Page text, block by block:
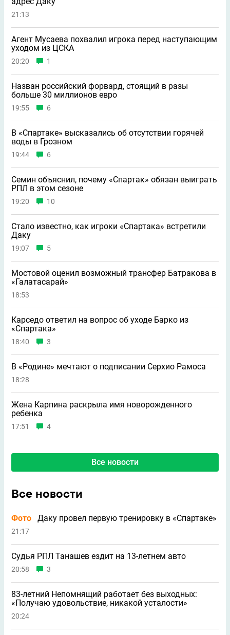
21:13
Агент Мусаева похвалил игрока перед наступающим
уходом из ЦСКА
20:20 1
Назван российский форвард, стоящий в разы
больше 30 миллионов евро
19:55 6
В «Спартаке» высказались об отсутствии горячей
воды в Грозном
19:44 6
Семин объяснил, почему «Спартак» обязан выиграть
РПЛ в этом сезоне
19:20 10
Стало известно, как игроки «Спартака» встретили
Даку
19:07 5
Мостовой оценил возможный трансфер Батракова в
«Галатасарай»
18:53
Карседо ответил на вопрос об уходе Барко из
«Спартака»
18:40 3
В «Родине» мечтают о подписании Серхио Рамоса
18:28
Жена Карпина раскрыла имя новорождeнного
ребeнка
17:51 4
Все новости
Все новости
Фото Даку провел первую тренировку в «Спартаке»
21:17
Судья РПЛ Танашев ездит на 13-летнем авто
20:58 3
83-летний Непомнящий работает без выходных:
«Получаю удовольствие, никакой усталости»
20:24